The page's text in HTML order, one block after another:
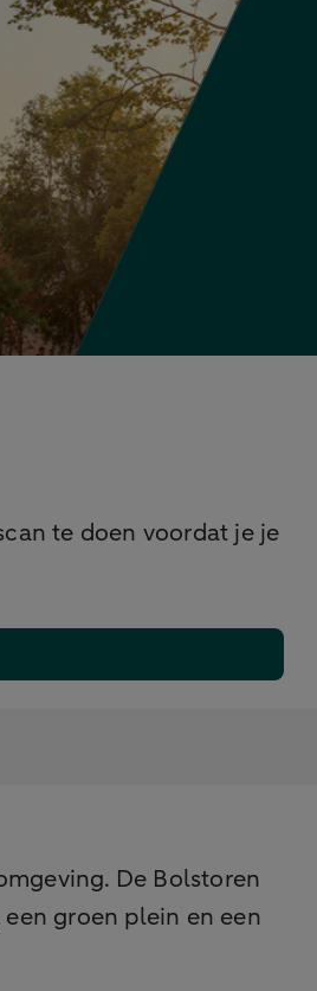
te doen voordat je je
De Bolstoren
groen plein en een